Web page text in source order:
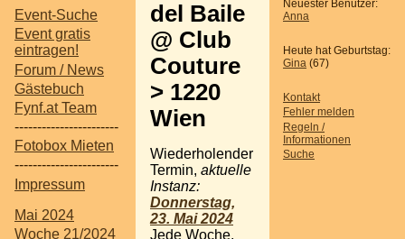
Event-Suche
Event gratis
eintragen!
Forum / News
Gästebuch
Fynf.at Team
-----------------------
Fotobox Mieten
-----------------------
Impressum
Mai 2024
Woche 21/2024
Neuester Benutzer:
Anna
Heute hat Geburtstag:
Gina (67)
Kontakt
Fehler melden
Regeln /
Informationen
Suche
del Baile
@ Club
Couture
> 1220
Wien
Wiederholender
Termin, aktuelle
Instanz:
Donnerstag,
23. Mai 2024
Jede Woche,